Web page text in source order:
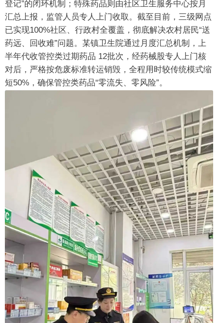
登记”的闭环机制；特殊药品则由社区卫生服务中心按月
汇总上报，监管人员专人上门收取。截至目前，三级网点
已实现100%社区、行政村全覆盖，彻底解决农村居民“送
药远、回收难”问题。某镇卫生院通过月度汇总机制，上
半年代收管控类过期药品 12批次，经药械股专人上门核
对后，严格按危废标准转运销毁，全程用时较传统模式缩
短50%，确保管控类药品“零流失、零风险”。